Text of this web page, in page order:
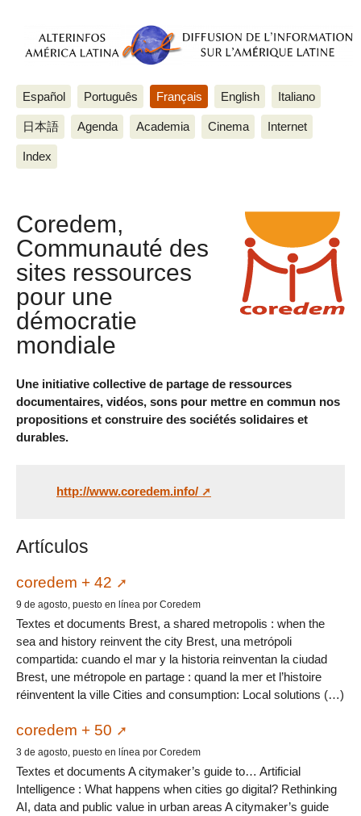
Español Português Français English Italiano
日本語 Agenda Academia Cinema Internet
Index
Coredem,
Communauté des
sites ressources
pour une
démocratie
mondiale
Une initiative collective de partage de ressources
documentaires, vidéos, sons pour mettre en commun nos
propositions et construire des sociétés solidaires et
durables.
http://www.coredem.info/
Artículos
coredem + 42
9 de agosto, puesto en línea por Coredem
Textes et documents Brest, a shared metropolis : when the
sea and history reinvent the city Brest, una metrópoli
compartida: cuando el mar y la historia reinventan la ciudad
Brest, une métropole en partage : quand la mer et l’histoire
réinventent la ville Cities and consumption: Local solutions (…)
coredem + 50
3 de agosto, puesto en línea por Coredem
Textes et documents A citymaker’s guide to… Artificial
Intelligence : What happens when cities go digital? Rethinking
AI, data and public value in urban areas A citymaker’s guide